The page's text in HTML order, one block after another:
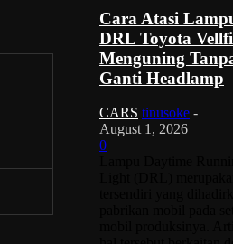
Cara Atasi
DRL Toyota
Menguning
Ganti Headlamp
CARS tinusoke -
August 1, 2026
0